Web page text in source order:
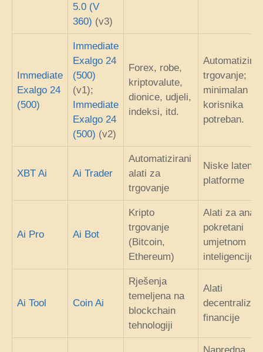
5.0 (V
360) (v3)
Immediate
Exalgo 24
(500)
Immediate
Exalgo 24
(500)
(v1);
Immediate
Exalgo 24
(500) (v2)
Forex, robe,
kriptovalute,
dionice, udjeli,
indeksi, itd.
trgovanje;
minimalan
korisnika
potreban.
XBT Ai Ai Trader
Automatizirani
alati za
trgovanje
Niske
platforme
Ai Pro Ai Bot
Kripto
trgovanje
(Bitcoin,
Ethereum)
Alati za
pokretani
umjetnom
inteligencijom
Ai Tool Coin Ai
Rješenja
temeljena na
blockchain
tehnologiji
Alati
financije